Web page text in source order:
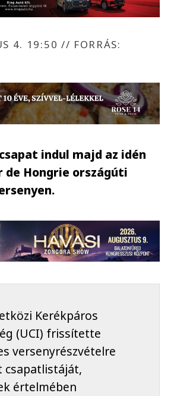
4. 19:50 // FORRÁS:
indul majd az idén
de Hongrie országúti
Kerékpáros
(UCI) frissítette
versenyrészvételre
csapatlistáját,
értelmében